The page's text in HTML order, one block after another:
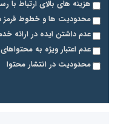
هزینه های بالای ارتباط با
محدودیت ها و خطوط قرمز
عدم داشتن ایده در ارائه
عدم اعتبار ویژه به
محدودیت در انتشار محتوا